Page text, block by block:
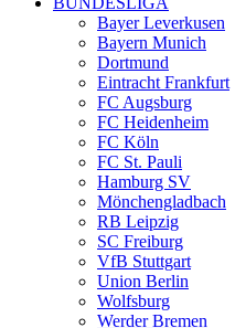
Bayer Leverkusen
Bayern Munich
Dortmund
Eintracht Frankfurt
FC Augsburg
FC Heidenheim
FC Köln
FC St. Pauli
Hamburg SV
Mönchengladbach
RB Leipzig
SC Freiburg
VfB Stuttgart
Union Berlin
Wolfsburg
Werder Bremen